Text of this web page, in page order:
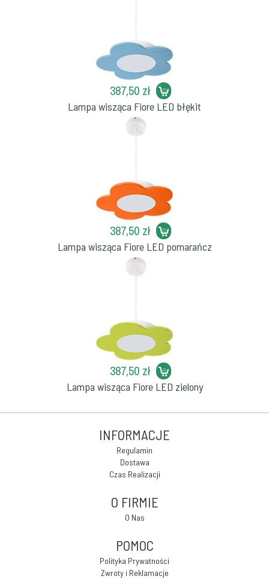
387,50 zł
Lampa wisząca Fiore LED błękit
387,50 zł
Lampa wisząca Fiore LED pomarańcz
387,50 zł
Lampa wisząca Fiore LED zielony
INFORMACJE
Regulamin
Dostawa
Czas Realizacji
O FIRMIE
O Nas
POMOC
Polityka Prywatności
Zwroty i Reklamacje